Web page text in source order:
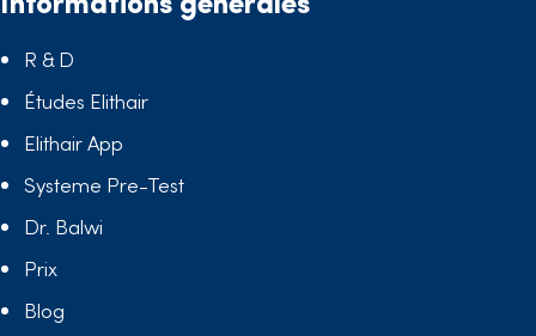
R & D
Études Elithair
Elithair App
Systeme Pre-Test
Dr. Balwi
Prix
Blog